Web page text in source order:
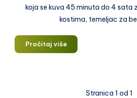
koja se kuva 45 minuta do 4 sata
kostima, temeljac za
Pročitaj višeTemeljac
za
Stranica 1 od 1